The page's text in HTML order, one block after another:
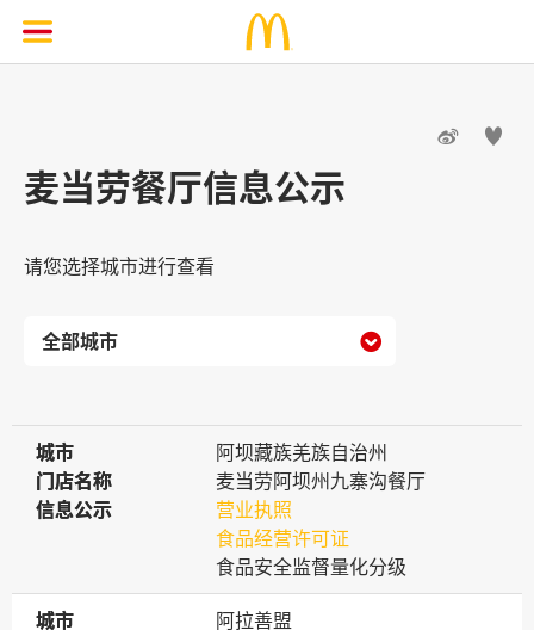
 
麦当劳餐厅信息公示
请您选择城市进行查看

城市
城市
阿坝藏族羌族自治州
门店名称
门店名称
麦当劳阿坝州九寨沟餐厅
信息公示
信息公示
营业执照
食品经营许可证
食品安全监督量化分级
城市
城市
阿拉善盟